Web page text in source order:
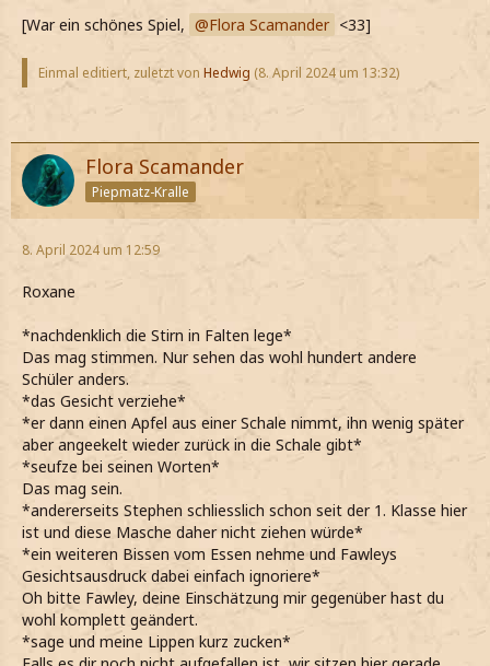
[War ein schönes Spiel,
Flora Scamander <33]
Einmal editiert, zuletzt von Hedwig (8. April 2024 um 13:32)
Flora Scamander
Piepmatz-Kralle
8. April 2024 um 12:59
Roxane
*nachdenklich die Stirn in Falten lege*
Das mag stimmen. Nur sehen das wohl hundert andere
Schüler anders.
*das Gesicht verziehe*
*er dann einen Apfel aus einer Schale nimmt, ihn wenig später
aber angeekelt wieder zurück in die Schale gibt*
*seufze bei seinen Worten*
Das mag sein.
*andererseits Stephen schliesslich schon seit der 1. Klasse hier
ist und diese Masche daher nicht ziehen würde*
*ein weiteren Bissen vom Essen nehme und Fawleys
Gesichtsausdruck dabei einfach ignoriere*
Oh bitte Fawley, deine Einschätzung mir gegenüber hast du
wohl komplett geändert.
*sage und meine Lippen kurz zucken*